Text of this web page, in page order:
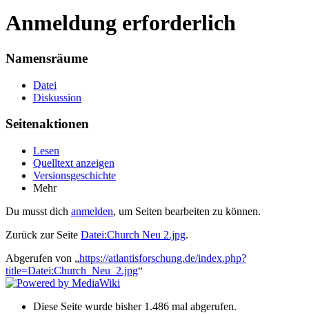
Anmeldung erforderlich
Namensräume
Datei
Diskussion
Seitenaktionen
Lesen
Quelltext anzeigen
Versionsgeschichte
Mehr
Du musst dich anmelden, um Seiten bearbeiten zu können.
Zurück zur Seite Datei:Church Neu 2.jpg.
Abgerufen von „https://atlantisforschung.de/index.php?
title=Datei:Church_Neu_2.jpg“
Diese Seite wurde bisher 1.486 mal abgerufen.